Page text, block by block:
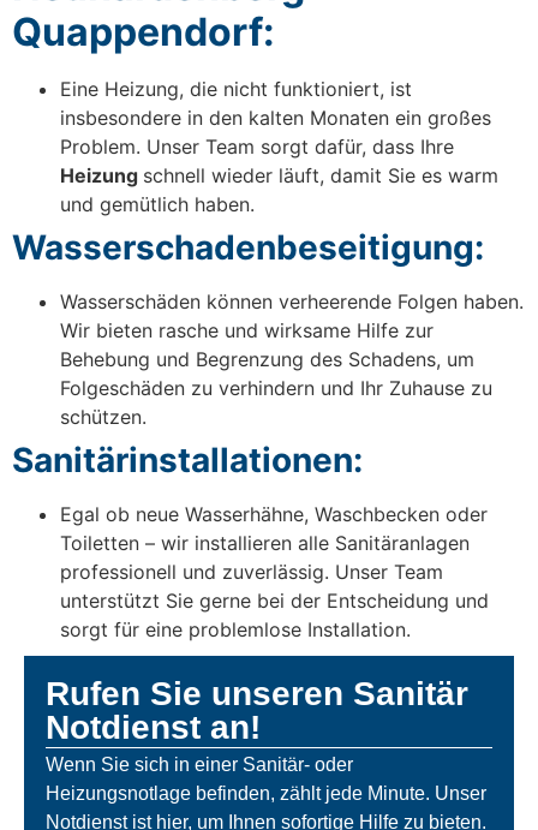
Quappendorf:
Eine Heizung, die nicht funktioniert, ist
insbesondere in den kalten Monaten ein großes
Problem. Unser Team sorgt dafür, dass Ihre
Heizung schnell wieder läuft, damit Sie es warm
und gemütlich haben.
Wasserschadenbeseitigung:
Wasserschäden können verheerende Folgen haben.
Wir bieten rasche und wirksame Hilfe zur
Behebung und Begrenzung des Schadens, um
Folgeschäden zu verhindern und Ihr Zuhause zu
schützen.
Sanitärinstallationen:
Egal ob neue Wasserhähne, Waschbecken oder
Toiletten – wir installieren alle Sanitäranlagen
professionell und zuverlässig. Unser Team
unterstützt Sie gerne bei der Entscheidung und
sorgt für eine problemlose Installation.
Rufen Sie unseren Sanitär
Notdienst an!
Wenn Sie sich in einer Sanitär- oder
Heizungsnotlage befinden, zählt jede Minute. Unser
Notdienst ist hier, um Ihnen sofortige Hilfe zu bieten.